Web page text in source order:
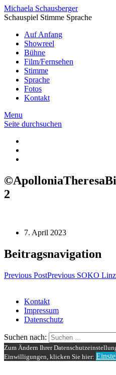
Michaela Schausberger
Schauspiel Stimme Sprache
Auf Anfang
Showreel
Bühne
Film/Fernsehen
Stimme
Sprache
Fotos
Kontakt
Menu
Seite durchsuchen
2
7. April 2023
Beitragsnavigation
Previous PostPrevious SOKO
Kontakt
Impressum
Datenschutz
Suchen nach:
Zum Ändern Ihrer
Einwilligungen, klicken Sie hier: